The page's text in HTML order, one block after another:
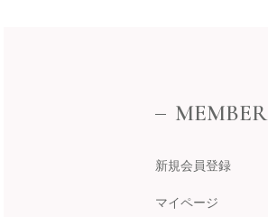
MEMBER
新規会員登録
マイページ